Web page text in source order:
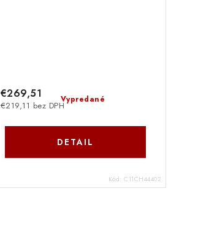
Vypredané
€219,11 bez DPH
€269,51
DETAIL
Kód: C11CH44402